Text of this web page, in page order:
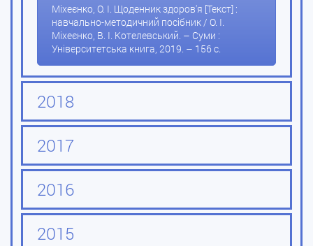
Міхеєнко, О. І. Щоденник здоров'я [Текст] :
навчально-методичний посібник / О. І.
Міхеєнко, В. І. Котелевський. – Суми :
Університетська книга, 2019. – 156 с.
2018
2017
2016
2015